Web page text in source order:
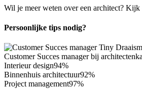
Wil je meer weten over een architect?
Persoonlijke tips nodig?
Customer Succes manager bij
Interieur design94%
Binnenhuis architectuur92%
Project management97%